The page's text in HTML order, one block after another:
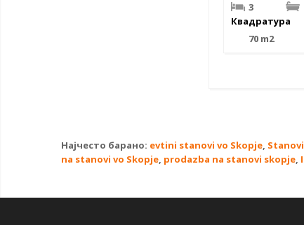
3
Квадратура
70 m2
Најчесто барано: evtini stanovi vo Skopje,
na stanovi vo Skopje, prodazba na stanovi skopje,